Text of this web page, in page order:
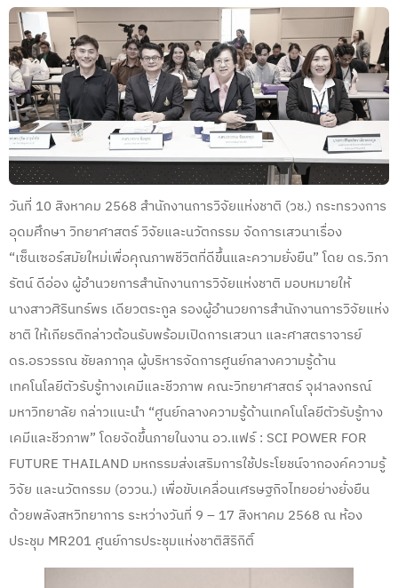
วันที่ 10 สิงหาคม 2568 สำนักงานการวิจัยแห่งชาติ (วช.) กระทรวงการ
อุดมศึกษา วิทยาศาสตร์ วิจัยและนวัตกรรม จัดการเสวนาเรื่อง
“เซ็นเซอร์สมัยใหม่เพื่อคุณภาพชีวิตที่ดีขึ้นและความยั่งยืน” โดย ดร.วิภา
รัตน์ ดีอ่อง ผู้อำนวยการสำนักงานการวิจัยแห่งชาติ มอบหมายให้
นางสาวศิรินทร์พร เดียวตระกูล รองผู้อำนวยการสำนักงานการวิจัยแห่ง
ชาติ ให้เกียรติกล่าวต้อนรับพร้อมเปิดการเสวนา และศาสตราจารย์
ดร.อรวรรณ ชัยลภากุล ผู้บริหารจัดการศูนย์กลางความรู้ด้าน
เทคโนโลยีตัวรับรู้ทางเคมีและชีวภาพ คณะวิทยาศาสตร์ จุฬาลงกรณ์
มหาวิทยาลัย กล่าวแนะนำ “ศูนย์กลางความรู้ด้านเทคโนโลยีตัวรับรู้ทาง
เคมีและชีวภาพ” โดยจัดขึ้นภายในงาน อว.แฟร์ : SCI POWER FOR
FUTURE THAILAND มหกรรมส่งเสริมการใช้ประโยชน์จากองค์ความรู้
วิจัย และนวัตกรรม (อววน.) เพื่อขับเคลื่อนเศรษฐกิจไทยอย่างยั่งยืน
ด้วยพลังสหวิทยาการ ระหว่างวันที่ 9 – 17 สิงหาคม 2568 ณ ห้อง
ประชุม MR201 ศูนย์การประชุมแห่งชาติสิริกิติ์